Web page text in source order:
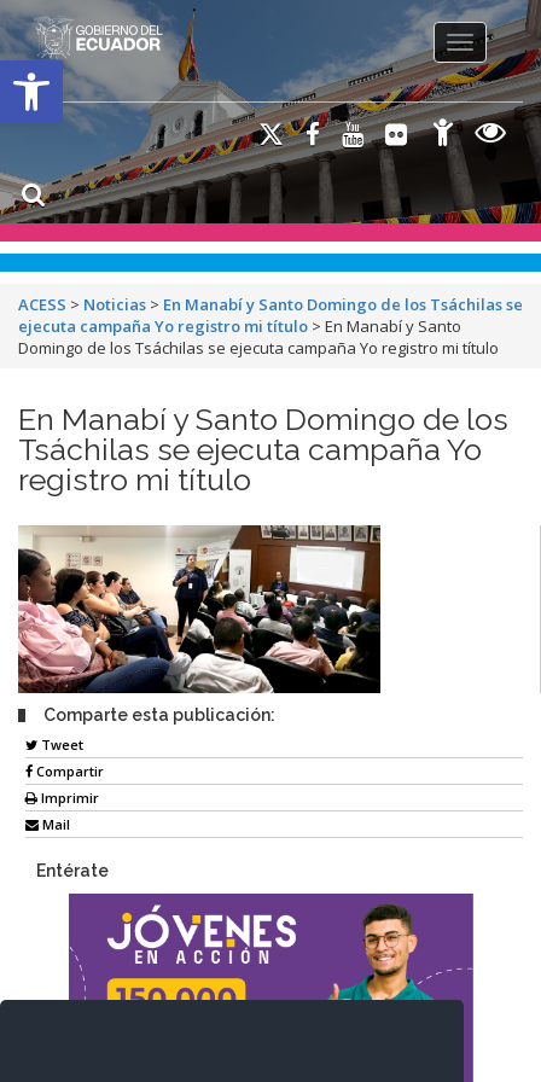
Open toolbar
Toggle
ACESS > Noticias > En Manabí y Santo Domingo de los Tsáchilas se
ejecuta campaña Yo registro mi título > En Manabí y Santo
Domingo de los Tsáchilas se ejecuta campaña Yo registro mi título
En Manabí y Santo Domingo de los
Tsáchilas se ejecuta campaña Yo
registro mi título
Comparte esta publicación:
Tweet
Compartir
Imprimir
Mail
Entérate